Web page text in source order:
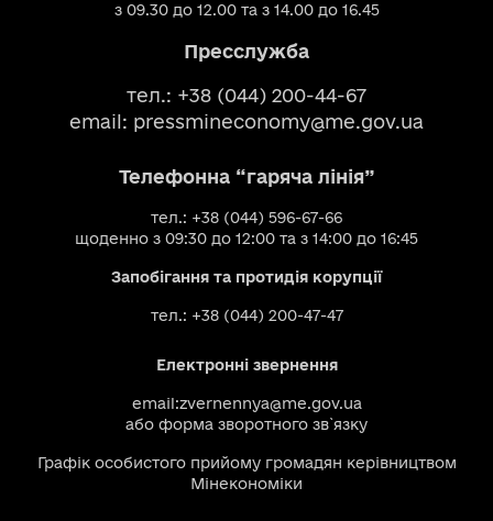
з 09.30 до 12.00 та з 14.00 до 16.45
Пресслужба
тел.: +38 (044) 200-44-67
email: pressmineconomy@me.gov.ua
Телефонна “гаряча лінія”
тел.: +38 (044) 596-67-66
щоденно з 09:30 до 12:00 та з 14:00 до 16:45
Запобігання та протидія корупції
тел.: +38 (044) 200-47-47
Електронні звернення
email:zvernennya@me.gov.ua
або форма зворотного зв`язку
Графік особистого прийому громадян керівництвом
Мінекономіки